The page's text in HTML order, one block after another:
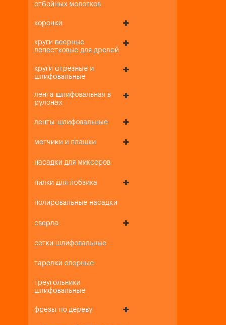
отбойных молотков
коронки
круги веерные
лепестковые для дрелей
круги отрезные и
шлифовальные
лента шлифовальная в
рулонах
ленты шлифовальные
метчики и плашки
насадки для миксеров
пилки для лобзика
полировальные насадки
сверла
сетки шлифовальные
тарелки опорные
треугольники
шлифовальные
фрезы по дереву